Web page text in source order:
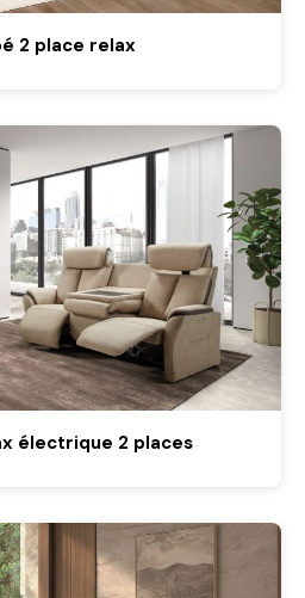
2 place relax
électrique 2 places